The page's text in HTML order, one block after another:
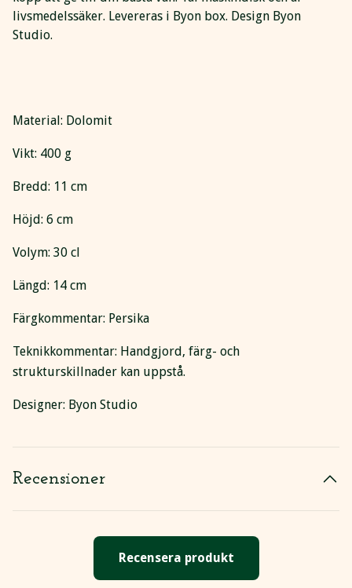
livsmedelssäker. Levereras i Byon box. Design Byon
Studio.
Material: Dolomit
Vikt: 400 g
Bredd: 11 cm
Höjd: 6 cm
Volym: 30 cl
Längd: 14 cm
Färgkommentar: Persika
Teknikkommentar: Handgjord, färg- och
strukturskillnader kan uppstå.
Designer: Byon Studio
Recensioner
Recensera produkt